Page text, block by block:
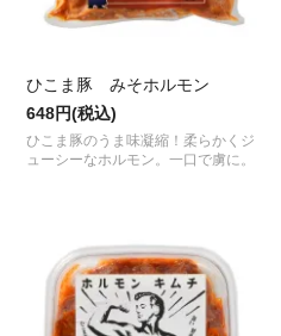
ひこま豚 みそホルモン
648円(税込)
ひこま豚のうま味凝縮！柔らかくジ
ューシーなホルモン。一口で虜に。